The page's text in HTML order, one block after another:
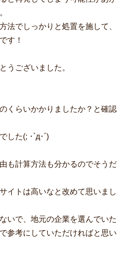
法でしっかりと処置を施して、
す！
うございました。
くらいかかりましたか？と確認
した(; ･`д･´)
も計算方法も分かるのでそうだ
イトは高いなと改めて思いまし
いで、地元の企業を選んでいた
参考にしていただければと思い